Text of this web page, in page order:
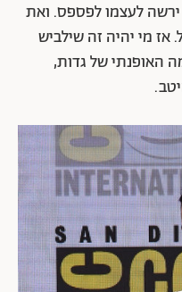
לעצמו לפספס. ואת
אז מי יהיה זה שילביש
האופנתי של גדות,